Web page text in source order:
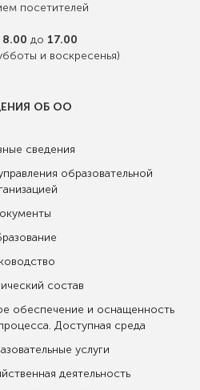
посетителей
8.00 до 17.00
и воскресенья)
ОБ ОО
сведения
образовательной
состав
обеспечение и оснащенность
Доступная среда
услуги
деятельность